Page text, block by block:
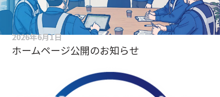
2026年6月1日
ホームページ公開のお知らせ